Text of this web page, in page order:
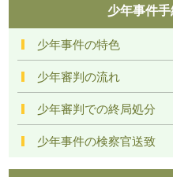
少年事件
少年事件の特色
少年審判の流れ
少年審判での終局処分
少年事件の検察官送致